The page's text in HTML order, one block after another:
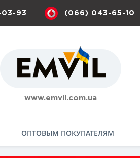
93 (066) 043-65-10
www.emvil.com.ua
ОПТОВЫМ ПОКУПАТЕЛЯМ